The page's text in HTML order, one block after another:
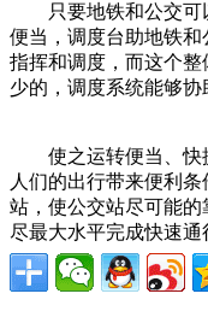
只要地铁和公交可
便当，调度台助地铁
指挥和调度，而这个
少的，调度系统能够协
使之运转便当、快
人们的出行带来便利
站，使公交站尽可能的
尽最大水平完成快速通